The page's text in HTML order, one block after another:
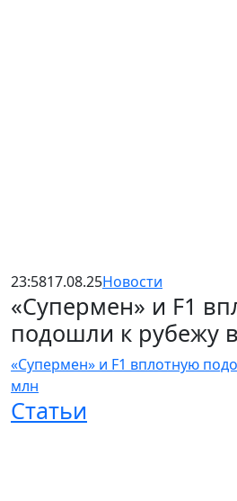
23:5817.08.25Новости
«Супермен» и F1
подошли к рубежу
«Супермен» и F1 вплотную
млн
Статьи